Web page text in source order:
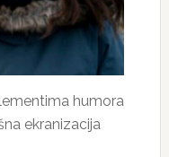
humora
ekranizacija